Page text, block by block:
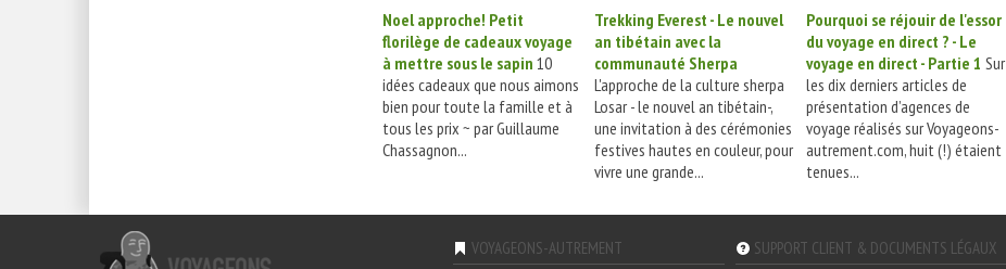
Noel approche! Petit
florilège de cadeaux voyage
à mettre sous le sapin 10
idées cadeaux que nous aimons
bien pour toute la famille et à
tous les prix ~ par Guillaume
Chassagnon...
Trekking Everest - Le nouvel
an tibétain avec la
communauté Sherpa
L'approche de la culture sherpa
Losar - le nouvel an tibétain-,
une invitation à des cérémonies
festives hautes en couleur, pour
vivre une grande...
Pourquoi se réjouir de l'essor
du voyage en direct ? - Le
voyage en direct - Partie 1 Sur
les dix derniers articles de
présentation d’agences de
voyage réalisés sur Voyageons-
autrement.com, huit (!) étaient
tenues...
VOYAGEONS-AUTREMENT SUPPORT CLIENT & DOCUMENTS LÉGAUX